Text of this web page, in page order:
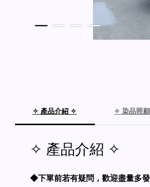
✧ 產品介紹 ✧ ✧ 染品照
✧ 產品介紹 ✧
◆下單前若有疑問，歡迎盡量多